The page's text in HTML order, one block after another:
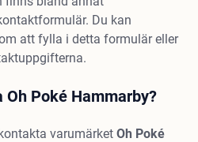
Du kan
att fylla i detta formulär eller
Poké Hammarby?
varumärket Oh Poké